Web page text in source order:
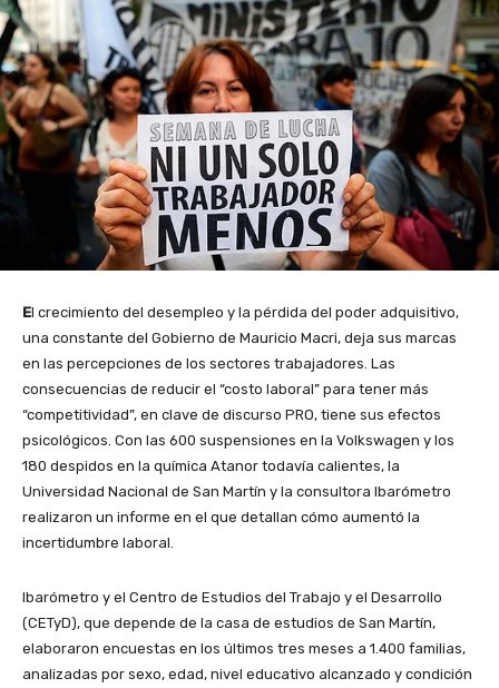
El crecimiento del desempleo y la pérdida del poder adquisitivo,
una constante del Gobierno de Mauricio Macri, deja sus marcas
en las percepciones de los sectores trabajadores. Las
consecuencias de reducir el “costo laboral” para tener más
“competitividad”, en clave de discurso PRO, tiene sus efectos
psicológicos. Con las 600 suspensiones en la Volkswagen y los
180 despidos en la química Atanor todavía calientes, la
Universidad Nacional de San Martín y la consultora Ibarómetro
realizaron un informe en el que detallan cómo aumentó la
incertidumbre laboral.
Ibarómetro y el Centro de Estudios del Trabajo y el Desarrollo
(CETyD), que depende de la casa de estudios de San Martín,
elaboraron encuestas en los últimos tres meses a 1.400 familias,
analizadas por sexo, edad, nivel educativo alcanzado y condición